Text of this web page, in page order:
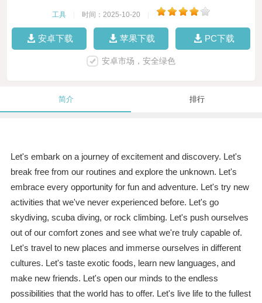
工具 时间：2025-10-20
安卓下载 苹果下载 PC下载
安卓市场，安全绿色
简介 排行
Let's embark on a journey of excitement and discovery. Let's
break free from our routines and explore the unknown. Let's
embrace every opportunity for fun and adventure. Let's try new
activities that we've never experienced before. Let's go
skydiving, scuba diving, or rock climbing. Let's push ourselves
out of our comfort zones and see what we're truly capable of.
Let's travel to new places and immerse ourselves in different
cultures. Let's taste exotic foods, learn new languages, and
make new friends. Let's open our minds to the endless
possibilities that the world has to offer. Let's live life to the fullest